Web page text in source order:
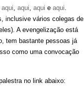
aqui, aqui, aqui e aqui.
inclusive vários colegas de
A evengelização está
tem bastante pessoas já
como uma convocação
no link abaixo: